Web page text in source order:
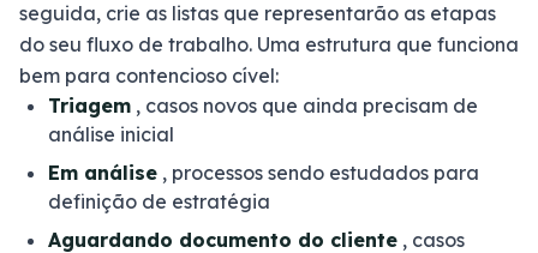
seguida, crie as listas que representarão as etapas
do seu fluxo de trabalho. Uma estrutura que funciona
bem para contencioso cível:
Triagem , casos novos que ainda precisam de
análise inicial
Em análise , processos sendo estudados para
definição de estratégia
Aguardando documento do cliente , casos